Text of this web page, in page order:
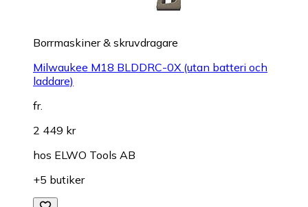
Borrmaskiner & skruvdragare
Milwaukee M18 BLDDRC-0X (utan batteri och
laddare)
fr.
2 449 kr
hos ELWO Tools AB
+5 butiker